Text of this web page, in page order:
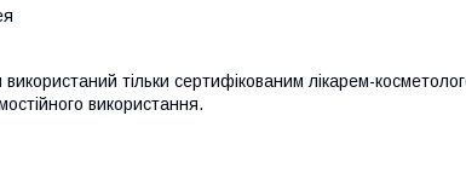
тільки сертифікованим лікарем-
використання.